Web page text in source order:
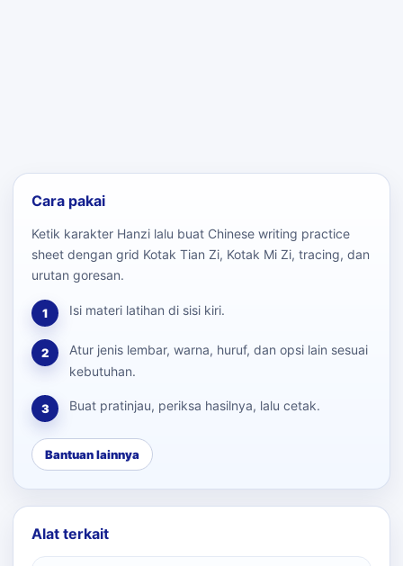
Cara pakai
Ketik karakter Hanzi lalu buat Chinese writing practice
sheet dengan grid Kotak Tian Zi, Kotak Mi Zi, tracing, dan
urutan goresan.
1 Isi materi latihan di sisi kiri.
2
Atur jenis lembar, warna, huruf, dan opsi lain sesuai
kebutuhan.
3 Buat pratinjau, periksa hasilnya, lalu cetak.
Bantuan lainnya
Alat terkait